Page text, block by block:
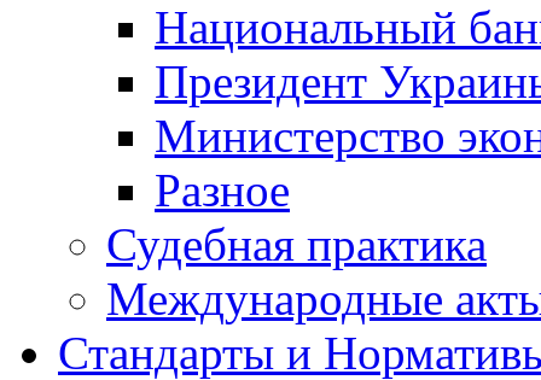
Национальный
Президент
Министерство
Разное
Судебная практика
Международные
Стандарты и